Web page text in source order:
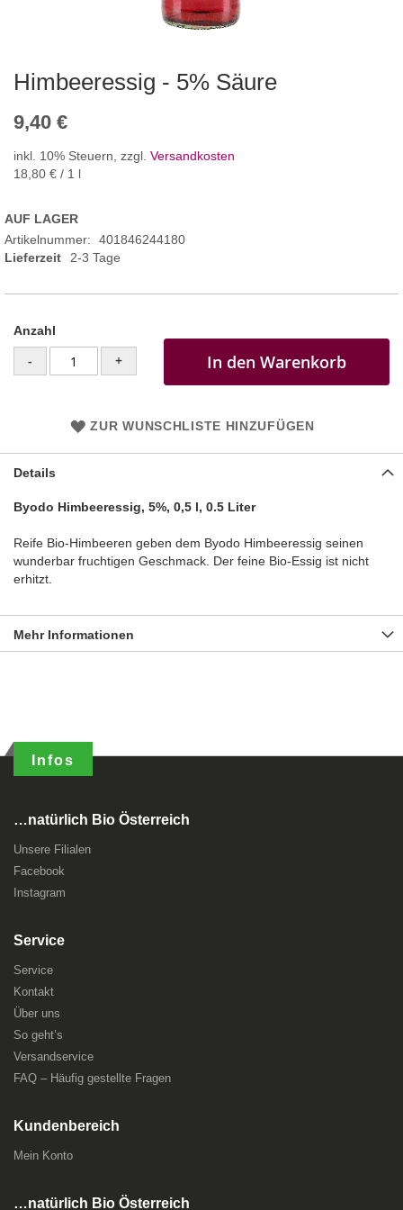
Himbeeressig - 5% Säure
9,40 €
inkl. 10% Steuern, zzgl. Versandkosten
18,80 € / 1 l
AUF LAGER
Artikelnummer
401846244180
Lieferzeit
2-3 Tage
Anzahl
- + In den Warenkorb
ZUR WUNSCHLISTE HINZUFÜGEN
Details
Byodo Himbeeressig, 5%, 0,5 l, 0.5 Liter
Reife Bio-Himbeeren geben dem Byodo Himbeeressig seinen
wunderbar fruchtigen Geschmack. Der feine Bio-Essig ist nicht
erhitzt.
Mehr Informationen
Infos
…natürlich Bio Österreich
Unsere Filialen
Facebook
Instagram
Service
Service
Kontakt
Über uns
So geht’s
Versandservice
FAQ – Häufig gestellte Fragen
Kundenbereich
Mein Konto
…natürlich Bio Österreich